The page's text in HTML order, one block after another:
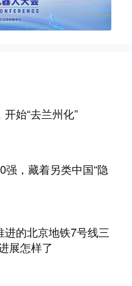
始“去兰州化”
强，藏着另类中国“隐
进的北京地铁7号线三
、17支 进展怎样了